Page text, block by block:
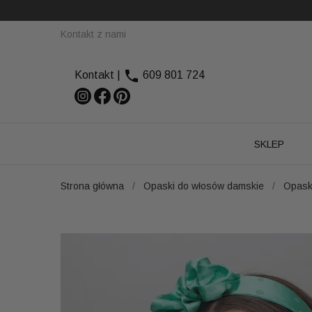
Kontakt z nami
Kontakt  609 801 724
SKLEP
Strona główna Opaski do włosów damskie